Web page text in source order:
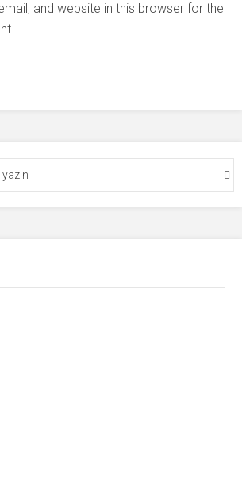
and website in this browser for the